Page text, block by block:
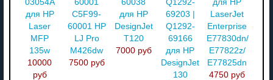
03054A
для HP
Laser
MFP
135w
10000
руб
60001
C5F99-
60001 HP
LJ Pro
M426dw
7500 руб
60038
для HP
DesignJet
T120
7000 руб
Q1292-
69203 |
Q1292-
69166
для HP
DesignJet
130
для HP
LaserJet
Enterprise
E77830dn/
E77822z/
E77825dn
4750 руб